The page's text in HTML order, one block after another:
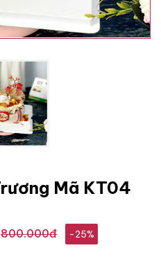
Mã KT04
800.000đ -25%